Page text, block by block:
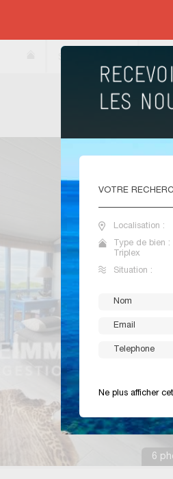
mer
VENTE
6
VOTRE
Localisation :
Type de bien
Triplex
Situation :
Ne plus afficher